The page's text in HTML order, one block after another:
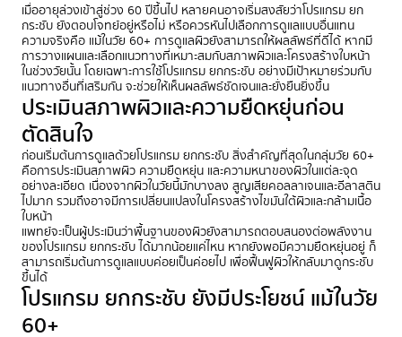
เมื่ออายุล่วงเข้าสู่ช่วง 60 ปีขึ้นไป หลายคนอาจเริ่มสงสัยว่าโปรแกรม ยก
กระชับ ยังตอบโจทย์อยู่หรือไม่ หรือควรหันไปเลือกการดูแลแบบอื่นแทน
ความจริงคือ แม้ในวัย 60+ การดูแลผิวยังสามารถให้ผลลัพธ์ที่ดีได้ หากมี
การวางแผนและเลือกแนวทางที่เหมาะสมกับสภาพผิวและโครงสร้างใบหน้า
ในช่วงวัยนั้น โดยเฉพาะการใช้โปรแกรม ยกกระชับ อย่างมีเป้าหมายร่วมกับ
แนวทางอื่นที่เสริมกัน จะช่วยให้เห็นผลลัพธ์ชัดเจนและยั่งยืนยิ่งขึ้น
ประเมินสภาพผิวและความยืดหยุ่นก่อน
ตัดสินใจ
ก่อนเริ่มต้นการดูแลด้วยโปรแกรม ยกกระชับ สิ่งสำคัญที่สุดในกลุ่มวัย 60+
คือการประเมินสภาพผิว ความยืดหยุ่น และความหนาของผิวในแต่ละจุด
อย่างละเอียด เนื่องจากผิวในวัยนี้มักบางลง สูญเสียคอลลาเจนและอีลาสติน
ไปมาก รวมถึงอาจมีการเปลี่ยนแปลงในโครงสร้างไขมันใต้ผิวและกล้ามเนื้อ
ใบหน้า
แพทย์จะเป็นผู้ประเมินว่าพื้นฐานของผิวยังสามารถตอบสนองต่อพลังงาน
ของโปรแกรม ยกกระชับ ได้มากน้อยแค่ไหน หากยังพอมีความยืดหยุ่นอยู่ ก็
สามารถเริ่มต้นการดูแลแบบค่อยเป็นค่อยไป เพื่อฟื้นฟูผิวให้กลับมาดูกระชับ
ขึ้นได้
โปรแกรม ยกกระชับ ยังมีประโยชน์ แม้ในวัย
60+